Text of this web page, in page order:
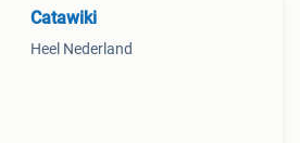
Catawiki
Heel Nederland